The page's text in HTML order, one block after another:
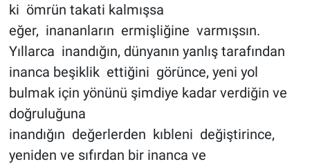
ki ömrün takati kalmışsa
eğer, inananların ermişliğine varmışsın.
Yıllarca inandığın, dünyanın yanlış tarafından
inanca beşiklik ettiğini görünce, yeni yol
bulmak için yönünü şimdiye kadar verdiğin ve
doğruluğuna
inandığın değerlerden kıbleni değiştirince,
yeniden ve sıfırdan bir inanca ve